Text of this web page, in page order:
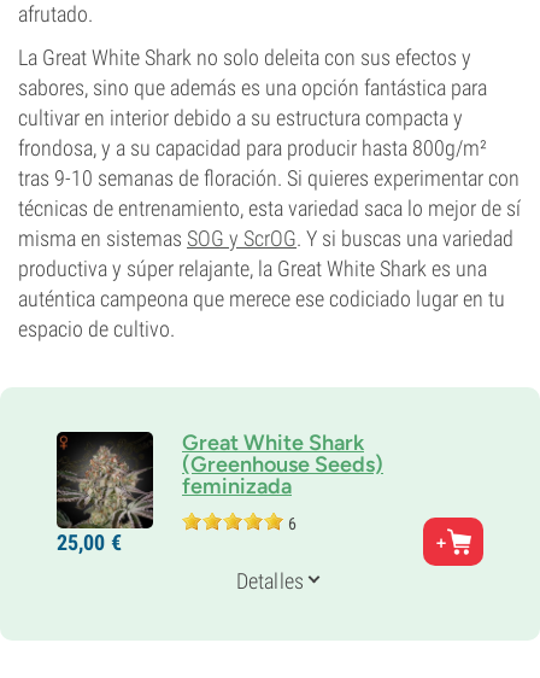
afrutado.
La Great White Shark no solo deleita con sus efectos y
sabores, sino que además es una opción fantástica para
cultivar en interior debido a su estructura compacta y
frondosa, y a su capacidad para producir hasta 800g/m²
tras 9-10 semanas de floración. Si quieres experimentar con
técnicas de entrenamiento, esta variedad saca lo mejor de sí
misma en sistemas SOG y ScrOG. Y si buscas una variedad
productiva y súper relajante, la Great White Shark es una
auténtica campeona que merece ese codiciado lugar en tu
espacio de cultivo.
Great White Shark
(Greenhouse Seeds)
feminizada
6
Padres
Super Skunk x Brazilian x South Indian
20% Sativa
9-10 semanas
25,00 €
Detalles